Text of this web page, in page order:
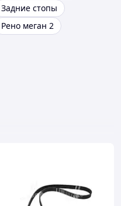
Задние стопы
Рено меган 2